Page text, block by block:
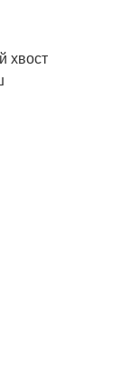
хвост